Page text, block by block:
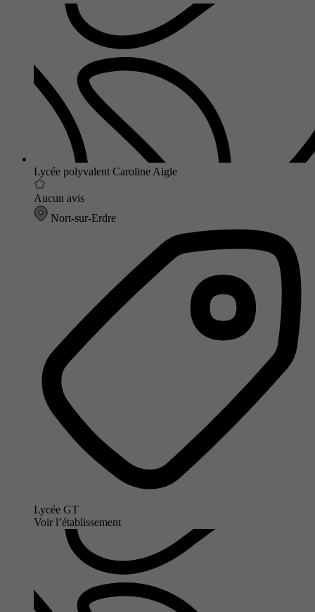
Lycée polyvalent Caroline Aigle
Aucun avis
Nort-sur-Erdre
Lycée GT
Voir l’établissement